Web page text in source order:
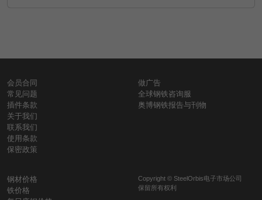
会员合同
常见问题
插件条款
关于我们
联系我们
使用条款
保密政策
做广告
全球钢铁咨询服
奥博钢铁报告与刊物
钢材价格
铁价格
Copyright © SteelOrbis电子市场公司
保留所有权利